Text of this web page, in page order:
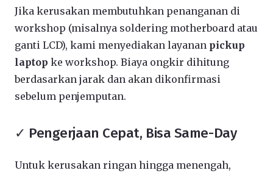
Jika kerusakan membutuhkan penanganan di
workshop (misalnya soldering motherboard atau
ganti LCD), kami menyediakan layanan pickup
laptop ke workshop. Biaya ongkir dihitung
berdasarkan jarak dan akan dikonfirmasi
sebelum penjemputan.
✓ Pengerjaan Cepat, Bisa Same-Day
Untuk kerusakan ringan hingga menengah,